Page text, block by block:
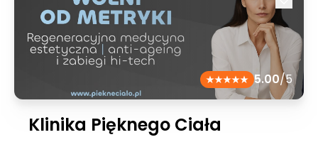
5.00/5
Klinika Pięknego Ciała